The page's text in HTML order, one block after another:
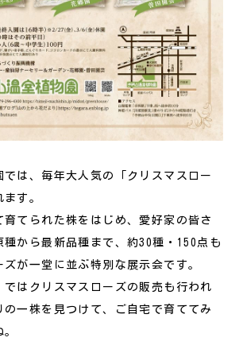
では、毎年大人気の「クリスマスロー
す。
育てられた株をはじめ、愛好家の皆さ
種から最新品種まで、約30種・150点も
が一堂に並ぶ特別な展示会です。
ではクリスマスローズの販売も行われ
の一株を見つけて、ご自宅で育ててみ